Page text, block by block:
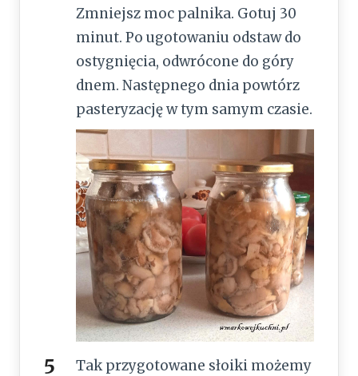
Zmniejsz moc palnika. Gotuj 30
minut. Po ugotowaniu odstaw do
ostygnięcia, odwrócone do góry
dnem. Następnego dnia powtórz
pasteryzację w tym samym czasie.
Tak przygotowane słoiki możemy